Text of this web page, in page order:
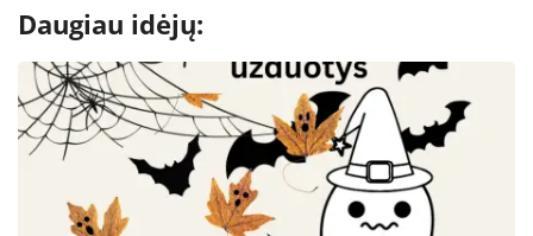
Daugiau idėjų: